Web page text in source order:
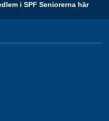
i SPF Seniorerna här